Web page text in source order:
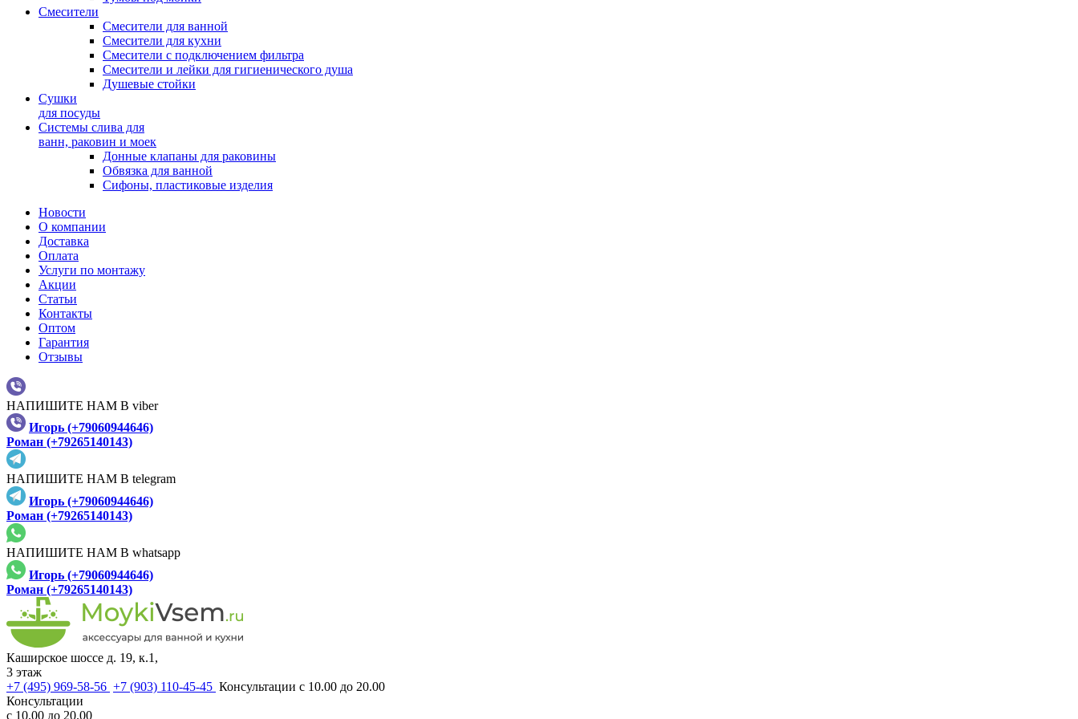
Смесители
Смесители для ванной
Смесители для кухни
Смесители с подключением фильтра
Cмесители и лейки для гигиенического душа
Душевые стойки
Сушки
для посуды
Системы слива для
ванн, раковин и моек
Донные клапаны для раковины
Обвязка для ванной
Сифоны, пластиковые изделия
Новости
О компании
Доставка
Оплата
Услуги по монтажу
Акции
Статьи
Контакты
Оптом
Гарантия
Отзывы
НАПИШИТЕ НАМ В viber
Игорь (+79060944646)
Роман (+79265140143)
НАПИШИТЕ НАМ В telegram
Игорь (+79060944646)
Роман (+79265140143)
НАПИШИТЕ НАМ В whatsapp
Игорь (+79060944646)
Роман (+79265140143)
Каширское шоссе д. 19, к.1,
3 этаж
+7 (495) 969-58-56 +7 (903) 110-45-45 Консультации с 10.00 до 20.00
Консультации
с 10.00 до 20.00